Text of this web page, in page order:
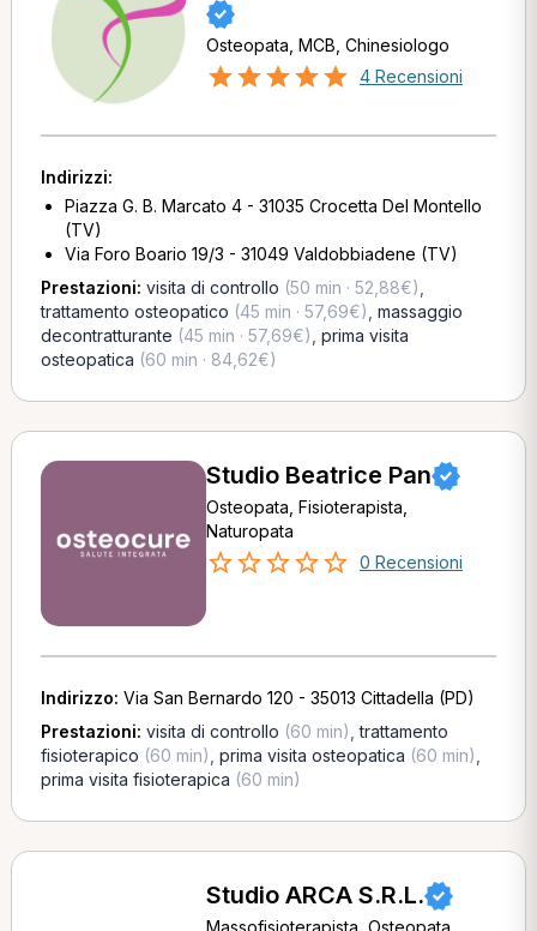
Osteopata, MCB, Chinesiologo
4 Recensioni
Indirizzi:
Piazza G. B. Marcato 4 - 31035 Crocetta Del Montello
(TV)
Via Foro Boario 19/3 - 31049 Valdobbiadene (TV)
Prestazioni: visita di controllo (50 min · 52,88€)
trattamento osteopatico (45 min · 57,69€) massaggio
decontratturante (45 min · 57,69€) prima visita
osteopatica (60 min · 84,62€)
Studio Beatrice Pan
Osteopata, Fisioterapista,
Naturopata
0 Recensioni
Indirizzo: Via San Bernardo 120 - 35013 Cittadella (PD)
Prestazioni: visita di controllo (60 min) ,trattamento
fisioterapico (60 min) prima visita osteopatica (60 min)
prima visita fisioterapica (60 min)
Studio ARCA S.R.L.
Massofisioterapista, Osteopata,